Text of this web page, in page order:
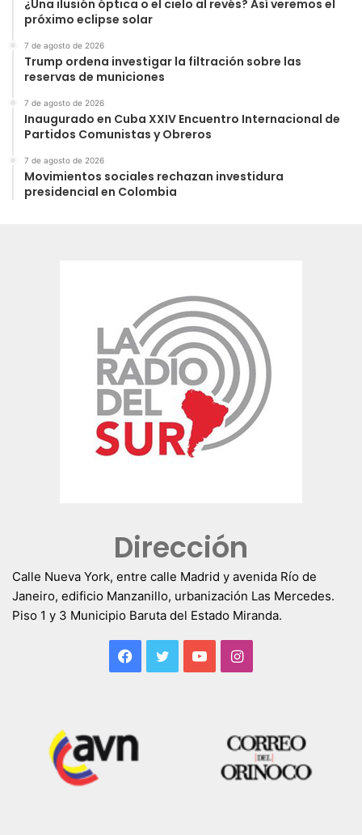
¿Una ilusión óptica o el cielo al revés? Así veremos el
próximo eclipse solar
7 de agosto de 2026
Trump ordena investigar la filtración sobre las
reservas de municiones
7 de agosto de 2026
Inaugurado en Cuba XXIV Encuentro Internacional de
Partidos Comunistas y Obreros
7 de agosto de 2026
Movimientos sociales rechazan investidura
presidencial en Colombia
Dirección
Calle Nueva York, entre calle Madrid y avenida Río de
Janeiro, edificio Manzanillo, urbanización Las Mercedes.
Piso 1 y 3 Municipio Baruta del Estado Miranda.
Facebook
TwitterYouTubeInstagram